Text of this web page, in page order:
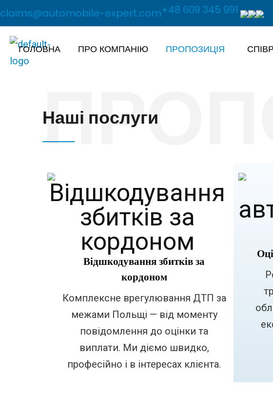
claims@automobile-expert.com+48 609 345 991
ГОЛОВНА ПРО КОМПАНІЮ ПРОПОЗИЦІЯ
Наші послуги
Відшкодування збитків за
кордоном
Комплексне врегулювання ДТП за
межами Польщі — від моменту
повідомлення до оцінки та
виплати. Ми діємо швидко,
професійно і в інтересах клієнта.